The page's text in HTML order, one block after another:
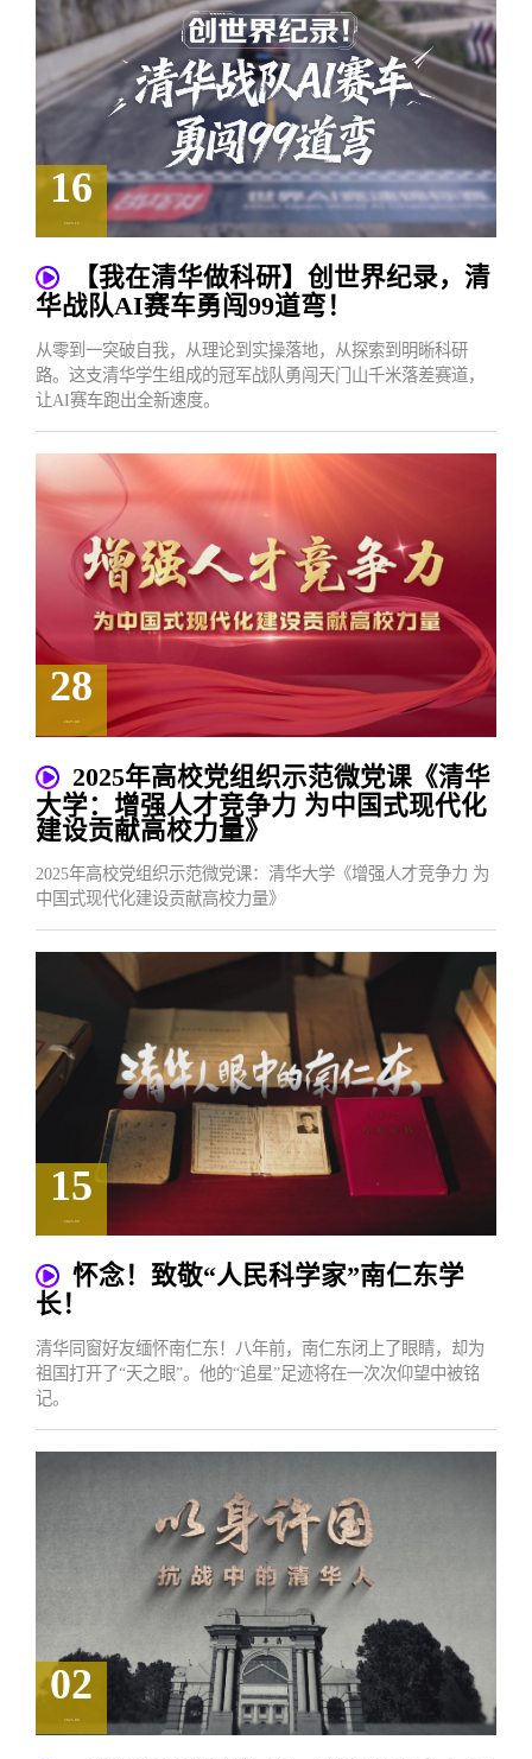
16
2025.12
【我在清华做科研】创世界纪录，清
华战队AI赛车勇闯99道弯！
从零到一突破自我，从理论到实操落地，从探索到明晰科研
路。这支清华学生组成的冠军战队勇闯天门山千米落差赛道，
让AI赛车跑出全新速度。
28
2025.09
2025年高校党组织示范微党课《清华
大学：增强人才竞争力 为中国式现代化
建设贡献高校力量》
2025年高校党组织示范微党课：清华大学《增强人才竞争力 为
中国式现代化建设贡献高校力量》
15
2025.09
怀念！致敬“人民科学家”南仁东学
长！
清华同窗好友缅怀南仁东！八年前，南仁东闭上了眼睛，却为
祖国打开了“天之眼”。他的“追星”足迹将在一次次仰望中被铭
记。
02
2025.09